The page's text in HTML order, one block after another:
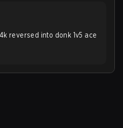
reversed into donk 1v5 ace